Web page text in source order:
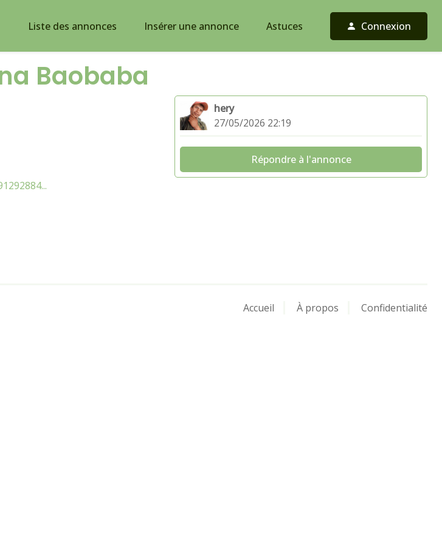
Liste des annonces Insérer une annonce Astuces Connexion
Baobaba
hery
27/05/2026 22:19
Répondre à l'annonce
Accueil À propos Confidentialité